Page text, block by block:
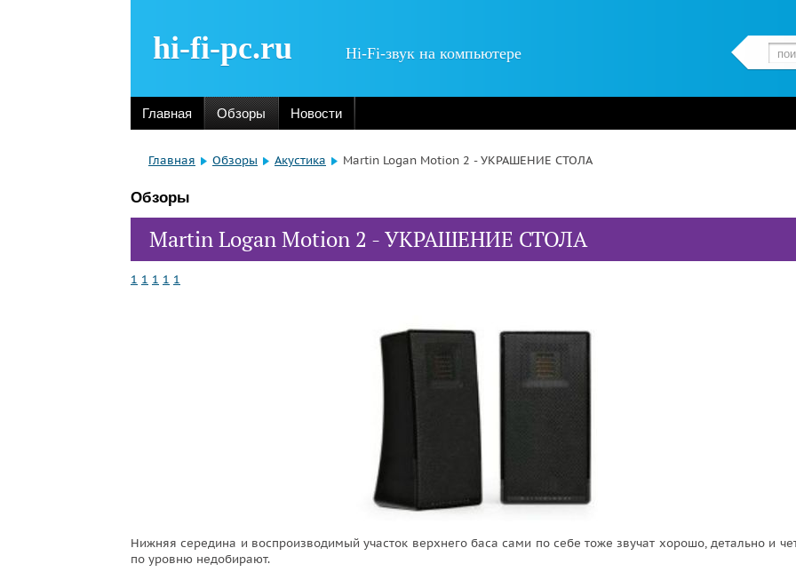
hi-fi-pc.ru Hi-Fi-звук на компьютере
Главная Обзоры Новости
Главная Обзоры Акустика Martin Logan Motion 2 - УКРАШЕНИЕ СТОЛА
Обзоры
Martin Logan Motion 2 - УКРАШЕНИЕ СТОЛА
1 1 1 1 1
Нижняя середина и воспроизводимый участок верхнего баса сами по себе тоже звучат хорошо, детально и
по уровню недобирают.